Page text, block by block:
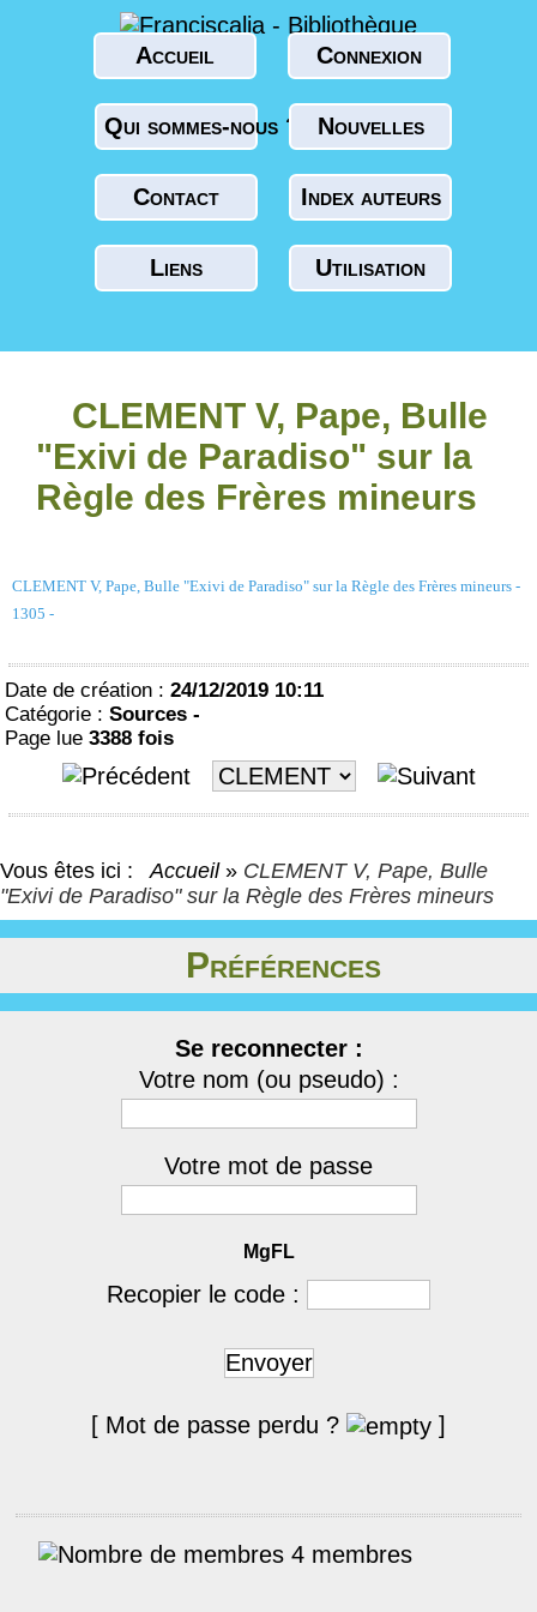
Accueil Connexion
Qui sommes-nous ? Nouvelles
Contact Index auteurs
Liens Utilisation
CLEMENT V, Pape, Bulle
"Exivi de Paradiso" sur la
Règle des Frères mineurs
CLEMENT V, Pape, Bulle "Exivi de Paradiso" sur la Règle des Frères mineurs -
1305 -
Date de création : 24/12/2019 10:11
Catégorie : Sources -
Page lue 3388 fois
Vous êtes ici : Accueil » CLEMENT V, Pape, Bulle
"Exivi de Paradiso" sur la Règle des Frères mineurs
Préférences
Se reconnecter :
Votre nom (ou pseudo) :
Votre mot de passe
MgFL
Recopier le code :
Envoyer
[ Mot de passe perdu ? ]
4 membres